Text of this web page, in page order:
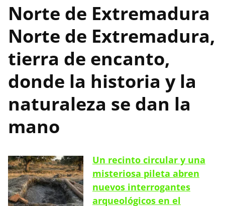
Norte de Extremadura
Norte de Extremadura,
tierra de encanto,
donde la historia y la
naturaleza se dan la
mano
Un recinto circular y una
misteriosa pileta abren
nuevos interrogantes
arqueológicos en el